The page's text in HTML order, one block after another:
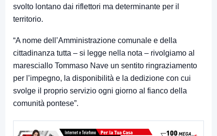
svolto lontano dai riflettori ma determinante per il
territorio.
“A nome dell’Amministrazione comunale e della
cittadinanza tutta – si legge nella nota – rivolgiamo al
maresciallo Tommaso Nave un sentito ringraziamento
per l’impegno, la disponibilità e la dedizione con cui
svolge il proprio servizio ogni giorno al fianco della
comunità pontese”.